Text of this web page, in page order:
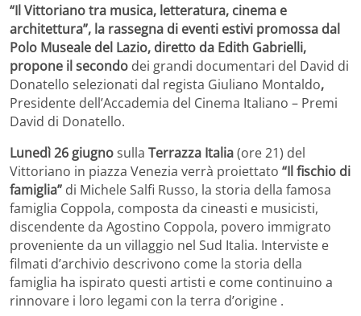
“Il Vittoriano tra musica, letteratura, cinema e
architettura”, la rassegna di eventi estivi promossa dal
Polo Museale del Lazio, diretto da Edith Gabrielli,
propone il secondo dei grandi documentari del David di
Donatello selezionati dal regista Giuliano Montaldo,
Presidente dell’Accademia del Cinema Italiano – Premi
David di Donatello.
Lunedì 26 giugnosulla Terrazza Italia(ore 21) del
Vittoriano in piazza Venezia verrà proiettato “Il fischio di
famiglia” di Michele Salfi Russo, la storia della famosa
famiglia Coppola, composta da cineasti e musicisti,
discendente da Agostino Coppola, povero immigrato
proveniente da un villaggio nel Sud Italia. Interviste e
filmati d’archivio descrivono come la storia della
famiglia ha ispirato questi artisti e come continuino a
rinnovare i loro legami con la terra d’origine .